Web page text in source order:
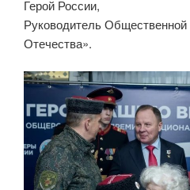
Герой России,
Руководитель Общественной
Отечества».